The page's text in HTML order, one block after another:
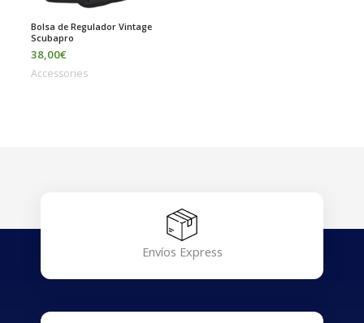
Bolsa de Regulador Vintage
Scubapro
38,00€
Accessories
Envíos Express